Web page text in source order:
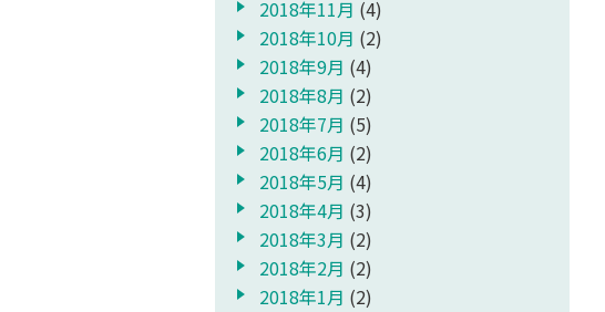
2018年11月 (4)
2018年10月 (2)
2018年9月 (4)
2018年8月 (2)
2018年7月 (5)
2018年6月 (2)
2018年5月 (4)
2018年4月 (3)
2018年3月 (2)
2018年2月 (2)
2018年1月 (2)